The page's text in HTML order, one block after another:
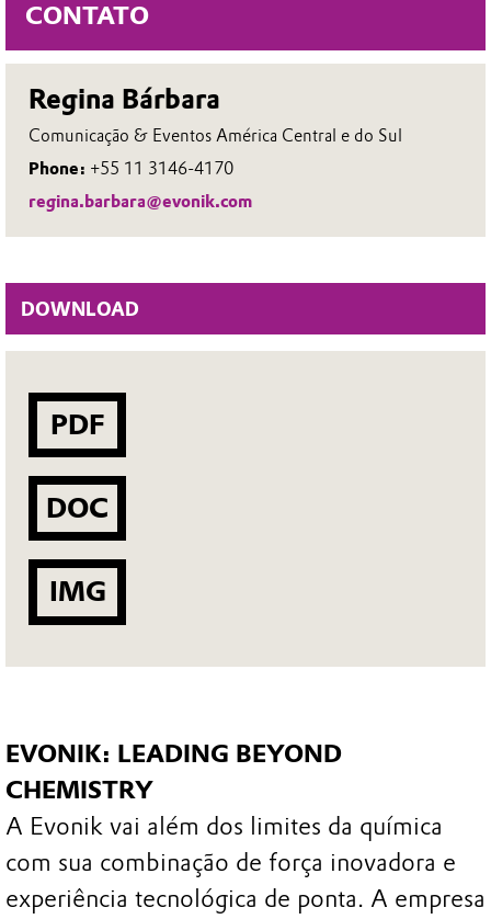
CONTATO
Regina Bárbara
Comunicação & Eventos América Central e do Sul
Phone: +55 11 3146-4170
regina.barbara@evonik.com
DOWNLOAD
PDF
DOC
IMG
EVONIK: LEADING BEYOND
CHEMISTRY
A Evonik vai além dos limites da química
com sua combinação de força inovadora e
experiência tecnológica de ponta. A empresa